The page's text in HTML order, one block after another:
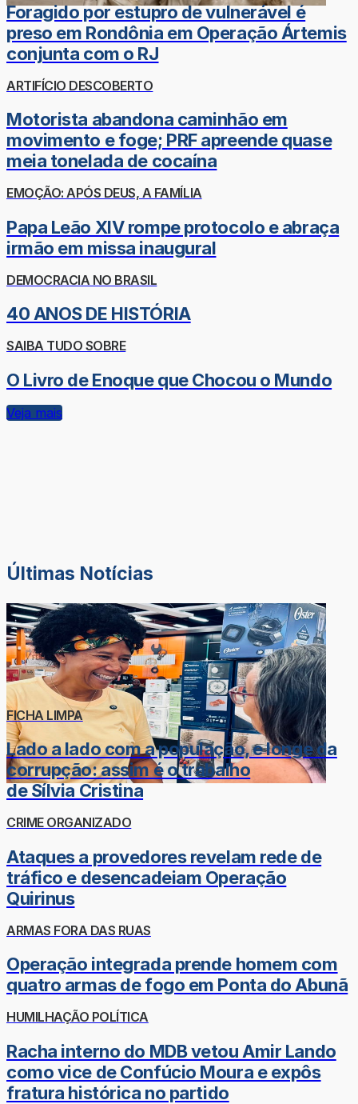
Foragido por estupro de vulnerável é
preso em Rondônia em Operação Ártemis
conjunta com o RJ
ARTIFÍCIO DESCOBERTO
Motorista abandona caminhão em
movimento e foge; PRF apreende quase
meia tonelada de cocaína
EMOÇÃO: APÓS DEUS, A FAMÍLIA
Papa Leão XIV rompe protocolo e abraça
irmão em missa inaugural
DEMOCRACIA NO BRASIL
40 ANOS DE HISTÓRIA
SAIBA TUDO SOBRE
O Livro de Enoque que Chocou o Mundo
Veja mais
Últimas Notícias
FICHA LIMPA
Lado a lado com a população, e longe da
corrupção: assim é o trabalho
de Sílvia Cristina
CRIME ORGANIZADO
Ataques a provedores revelam rede de
tráfico e desencadeiam Operação
Quirinus
ARMAS FORA DAS RUAS
Operação integrada prende homem com
quatro armas de fogo em Ponta do Abunã
HUMILHAÇÃO POLÍTICA
Racha interno do MDB vetou Amir Lando
como vice de Confúcio Moura e expôs
fratura histórica no partido